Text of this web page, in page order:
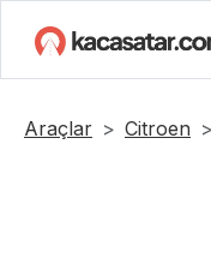
Araçlar Citroen